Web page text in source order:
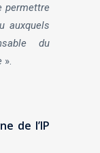
permettre
auxquels
du
».
de l’IP